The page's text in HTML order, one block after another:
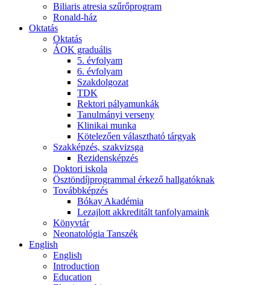
Biliaris atresia szűrőprogram
Ronald-ház
Oktatás
Oktatás
ÁOK graduális
5. évfolyam
6. évfolyam
Szakdolgozat
TDK
Rektori pályamunkák
Tanulmányi verseny
Klinikai munka
Kötelezően választható tárgyak
Szakképzés, szakvizsga
Rezidensképzés
Doktori iskola
Ösztöndíjprogrammal érkező hallgatóknak
Továbbképzés
Bókay Akadémia
Lezajlott akkreditált tanfolyamaink
Könyvtár
Neonatológia Tanszék
English
English
Introduction
Education